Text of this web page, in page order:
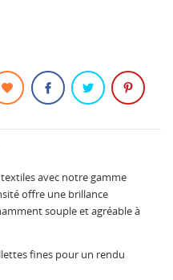
avec notre gamme
offre une brillance
souple et agréable à
fines pour un rendu